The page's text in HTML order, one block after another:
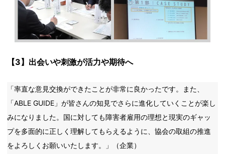
【3】出会いや刺激が活力や期待へ
「率直な意見交換ができたことが非常に良かったです。また、
「ABLE GUIDE」が皆さんの知見でさらに進化していくことが楽し
みになりました。国に対しても障害者雇用の理想と現実のギャッ
プを多面的に正しく理解してもらえるように、協会の取組の推進
をよろしくお願いいたします。」（企業）